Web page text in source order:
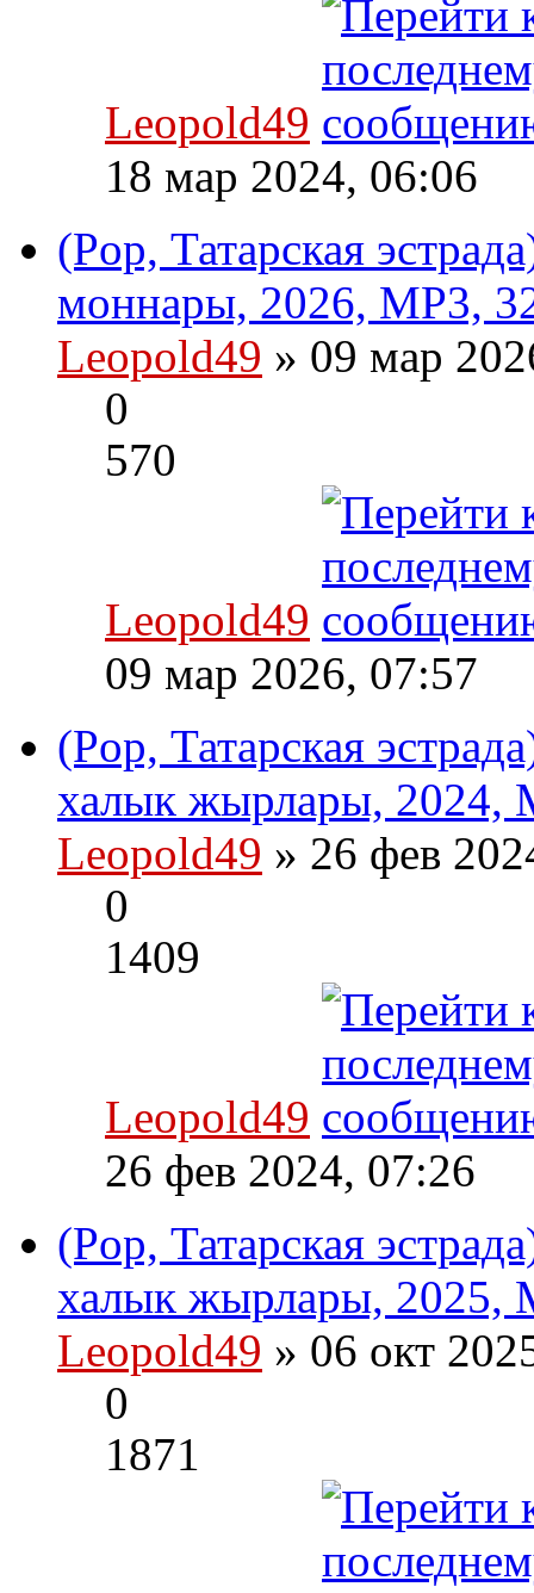
Leopold49
18 мар 2024, 06:06
(Pop, Татарская
моннары, 2026, MP3,
Leopold49 » 09 мар
0
570
Leopold49
09 мар 2026, 07:57
(Pop, Татарская
халык жырлары, 2024,
Leopold49 » 26 фев
0
1409
Leopold49
26 фев 2024, 07:26
(Pop, Татарская
халык жырлары, 2025,
Leopold49 » 06 окт
0
1871